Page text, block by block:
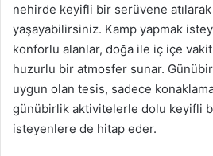
nehirde keyifli bir serüvene
yaşayabilirsiniz. Kamp yapmak
konforlu alanlar, doğa ile iç içe
huzurlu bir atmosfer sunar.
uygun olan tesis, sadece
günübirlik aktivitelerle dolu keyifli
isteyenlere de hitap eder.